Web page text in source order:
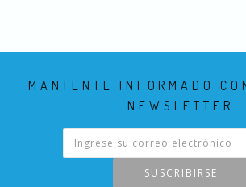
MANTENTE INFORMADO
NEWSLETTER
SUSCRIBIRSE